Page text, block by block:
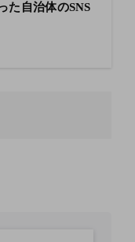
た自治体のSNS